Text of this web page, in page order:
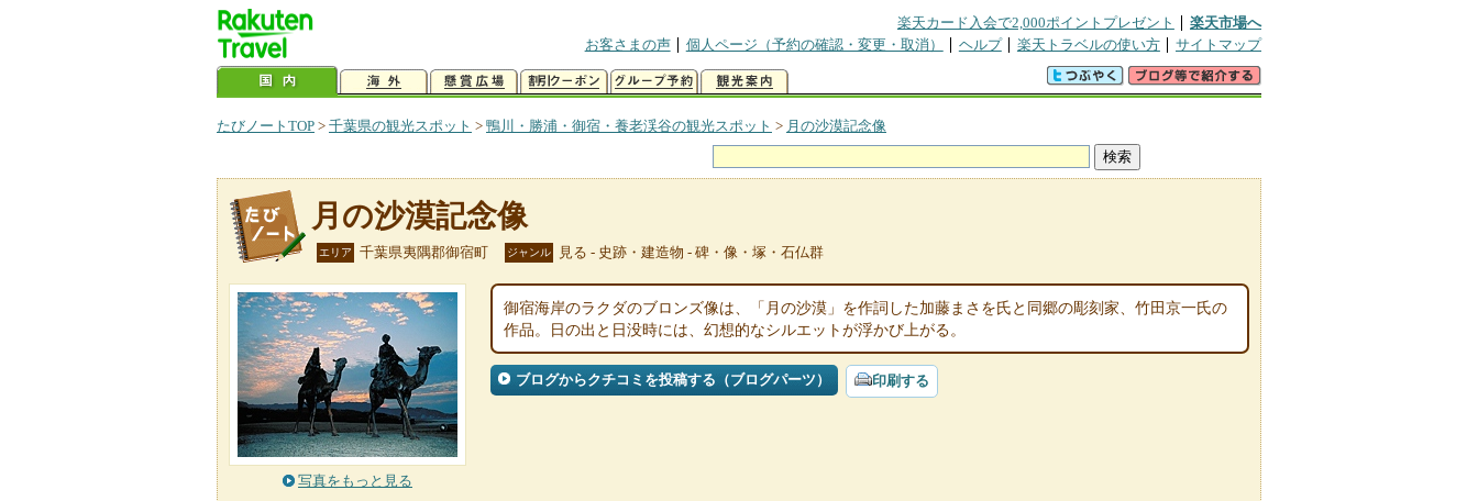
楽天カード入会で2,000ポイントプレゼント
楽天市場へ
お客さまの声
個人ページ（予約の確認・変更・取消） ヘルプ 楽天トラベルの使い方 サイトマップ
たびノートTOP > 千葉県の観光スポット > 鴨川・勝浦・御宿・養老渓谷の観光スポット > 月の沙漠記念像
月の沙漠記念像
エリア 千葉県夷隅郡御宿町 ジャンル 見る - 史跡・建造物 - 碑・像・塚・石仏群
写真をもっと見る
御宿海岸のラクダのブロンズ像は、「月の沙漠」を作詞した加藤まさを氏と同郷の彫刻家、竹田京一氏の
作品。日の出と日没時には、幻想的なシルエットが浮かび上がる。
ブログからクチコミを投稿する（ブログパーツ） 印刷する